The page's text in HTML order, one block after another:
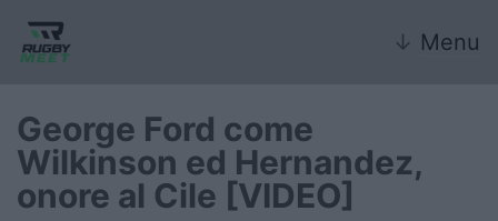
↓ Menu
Nazionale
George Ford come
Wilkinson ed Hernandez,
onore al Cile [VIDEO]